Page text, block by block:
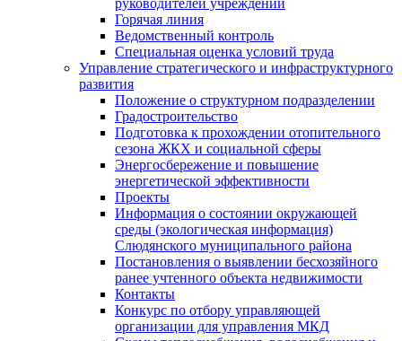
руководителей учреждений
Горячая линия
Ведомственный контроль
Специальная оценка условий труда
Управление стратегического и инфраструктурного
развития
Положение о структурном подразделении
Градостроительство
Подготовка к прохождении отопительного
сезона ЖКХ и социальной сферы
Энергосбережение и повышение
энергетической эффективности
Проекты
Информация о состоянии окружающей
среды (экологическая информация)
Слюдянского муниципального района
Постановления о выявлении бесхозяйного
ранее учтенного объекта недвижимости
Контакты
Конкурс по отбору управляющей
организации для управления МКД